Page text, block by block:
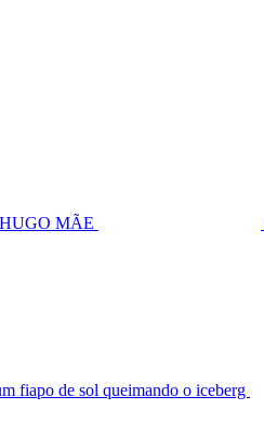
HUGO MÃE
fiapo de sol queimando o iceberg